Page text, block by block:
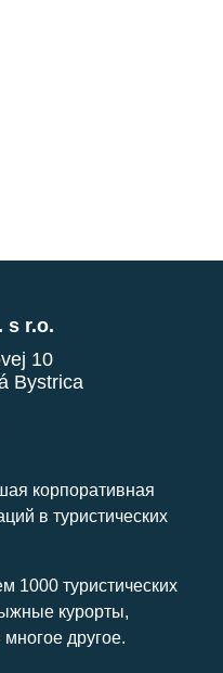
s r.o.
10
Bystrica
корпоративная
в туристических
1000 туристических
курорты,
другое.